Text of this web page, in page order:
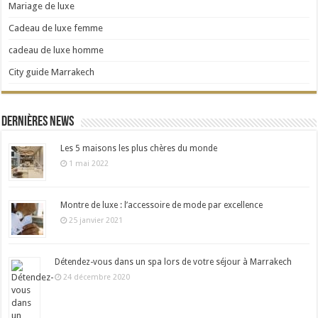
Mariage de luxe
Cadeau de luxe femme
cadeau de luxe homme
City guide Marrakech
Dernières news
Les 5 maisons les plus chères du monde
1 mai 2022
Montre de luxe : l’accessoire de mode par excellence
25 janvier 2021
Détendez-vous dans un spa lors de votre séjour à Marrakech
24 décembre 2020